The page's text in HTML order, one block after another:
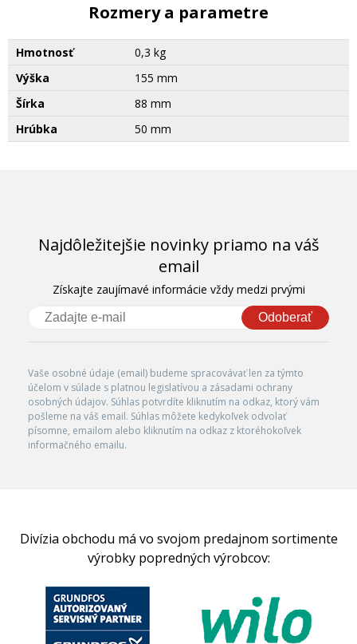
Rozmery a parametre
Hmotnosť
0,3 kg
Výška
155 mm
Šírka
88 mm
Hrúbka
50 mm
Najdôležitejšie novinky priamo na váš
email
Získajte zaujímavé informácie vždy medzi prvými
Odoberať
Vaše osobné údaje (email) budeme spracovávať len za týmto
účelom v súlade s platnou legislatívou a zásadami ochrany
osobných údajov. Súhlas potvrdíte kliknutím na odkaz, ktorý vám
pošleme na váš email. Súhlas môžete kedykoľvek odvolať
písomne, emailom alebo kliknutím na odkaz z ktoréhokoľvek
informačného emailu.
Divízia obchodu má vo svojom predajnom sortimente
výrobky popredných výrobcov: